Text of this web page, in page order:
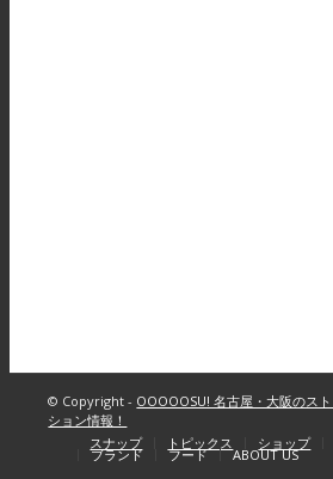
© Copyright - OOOOOSU! 名古屋・大阪のス
ション情報！
スナップ
トピックス ショップ
ブランド フード ABOUT US